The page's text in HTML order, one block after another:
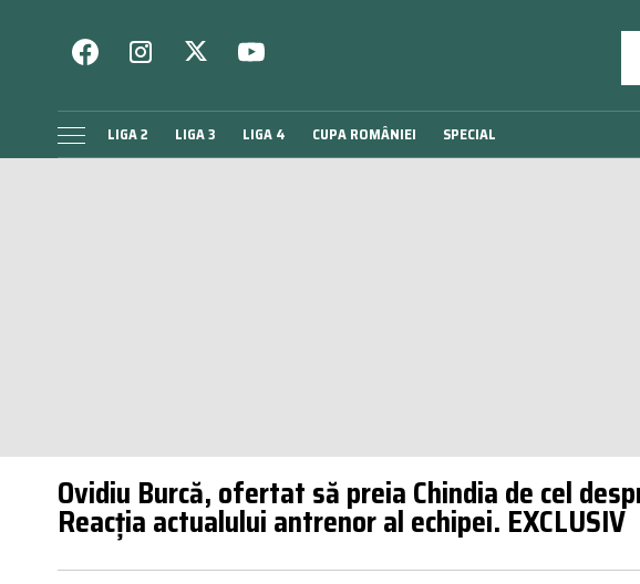
LIGA 2 LIGA 3 LIGA 4 CUPA ROMÂNIEI SPECIAL
Ovidiu Burcă, ofertat să preia Chindia de cel
Reacția actualului antrenor al echipei. EXCLUSIV